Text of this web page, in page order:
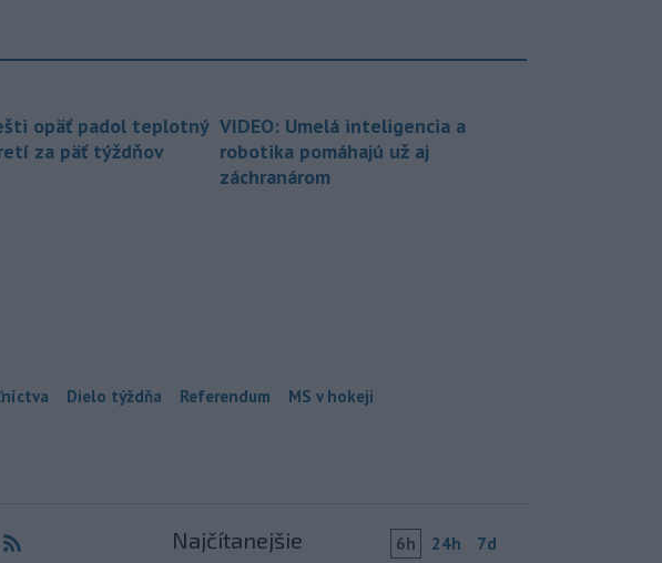
opäť padol teplotný
za päť týždňov
VIDEO: Umelá inteligencia a
robotika pomáhajú už aj
záchranárom
Dielo týždňa Referendum MS v hokeji
Najčítanejšie 6h 24h 7d